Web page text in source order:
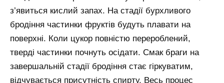
з’явиться кислий запах. На стадії бурхливого
бродіння частинки фруктів будуть плавати на
поверхні. Коли цукор повністю перероблений,
тверді частинки почнуть осідати. Смак браги на
завершальній стадії бродіння стає гіркуватим,
відчувається присутність спирту. Весь процес